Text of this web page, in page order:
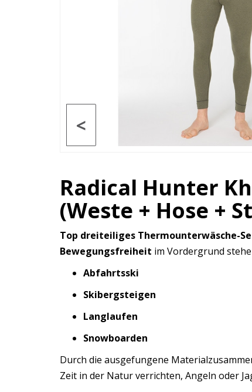
<
Radical Hunter
(Weste + Hose +
Top dreiteiliges Thermounterwäsche-
Bewegungsfreiheit im Vordergrund
Abfahrtsski
Skibergsteigen
Langlaufen
Snowboarden
Durch die ausgefungene
Zeit in der Natur verrichten, Angeln oder